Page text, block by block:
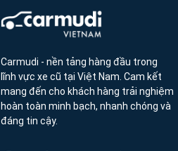
Carmudi - nền tảng hàng đầu trong
lĩnh vực xe cũ tại Việt Nam. Cam kết
mang đến cho khách hàng trải nghiệm
hoàn toàn minh bạch, nhanh chóng và
đáng tin cậy.